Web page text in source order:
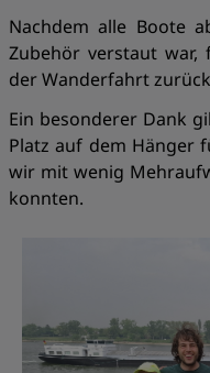
Nachdem alle Boote
Zubehör verstaut
der Wanderfahrt
Ein besonderer Dank
Platz auf dem Hänger
wir mit wenig
konnten.